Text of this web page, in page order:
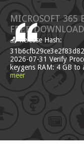
MICROSOFT 365
FRЕЕ
📤 Release Hash:
2026-07-31 Verify
keygens RAM: 4 GB to
meer